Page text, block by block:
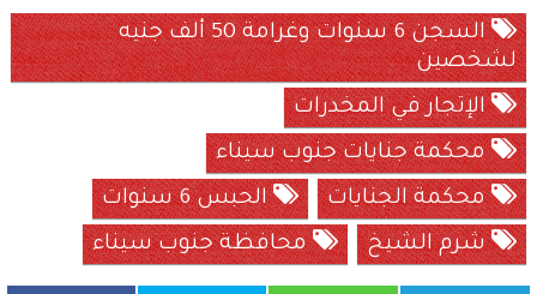
السجن 6 سنوات وغرامة 50 ألف جنيه
لشخصين
الإتجار في المخدرات
محكمة جنايات جنوب سيناء
محكمة الجنايات
الحبس 6 سنوات
شرم الشيخ
محافظة جنوب سيناء